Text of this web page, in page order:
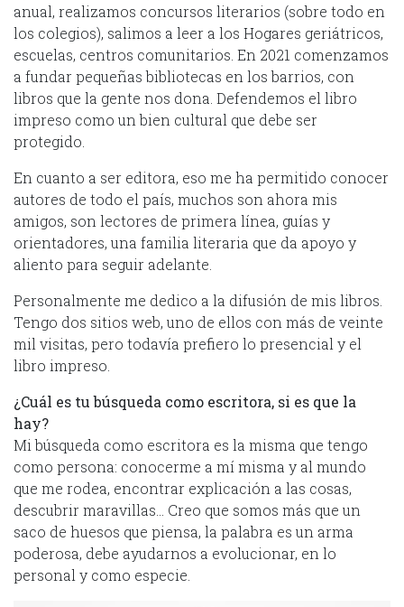
anual, realizamos concursos literarios (sobre todo en
los colegios), salimos a leer a los Hogares geriátricos,
escuelas, centros comunitarios. En 2021 comenzamos
a fundar pequeñas bibliotecas en los barrios, con
libros que la gente nos dona. Defendemos el libro
impreso como un bien cultural que debe ser
protegido.
En cuanto a ser editora, eso me ha permitido conocer
autores de todo el país, muchos son ahora mis
amigos, son lectores de primera línea, guías y
orientadores, una familia literaria que da apoyo y
aliento para seguir adelante.
Personalmente me dedico a la difusión de mis libros.
Tengo dos sitios web, uno de ellos con más de veinte
mil visitas, pero todavía prefiero lo presencial y el
libro impreso.
¿Cuál es tu búsqueda como escritora, si es que la
hay?
Mi búsqueda como escritora es la misma que tengo
como persona: conocerme a mí misma y al mundo
que me rodea, encontrar explicación a las cosas,
descubrir maravillas… Creo que somos más que un
saco de huesos que piensa, la palabra es un arma
poderosa, debe ayudarnos a evolucionar, en lo
personal y como especie.